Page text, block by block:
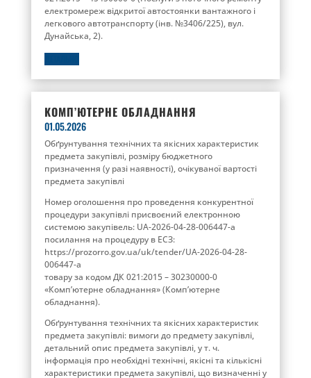
електромереж відкритої автостоянки вантажного і
легкового автотранспорту (інв. №3406/225), вул.
Дунайська, 2).
КОМП’ЮТЕРНЕ ОБЛАДНАННЯ
01.05.2026
Обґрунтування технічних та якісних характеристик
предмета закупівлі, розміру бюджетного
призначення (у разі наявності), очікуваної вартості
предмета закупівлі
Номер оголошення про проведення конкурентної
процедури закупівлі присвоєний електронною
системою закупівель: UA-2026-04-28-006447-a
посилання на процедуру в ЕСЗ:
https://prozorro.gov.ua/uk/tender/UA-2026-04-28-
006447-a
товару за кодом ДК 021:2015 – 30230000-0
«Комп’ютерне обладнання» (Комп’ютерне
обладнання).
Обґрунтування технічних та якісних характеристик
предмета закупівлі: вимоги до предмету закупівлі,
детальний опис предмета закупівлі, у т. ч.
інформація про необхідні технічні, якісні та кількісні
характеристики предмета закупівлі, що визначенні у